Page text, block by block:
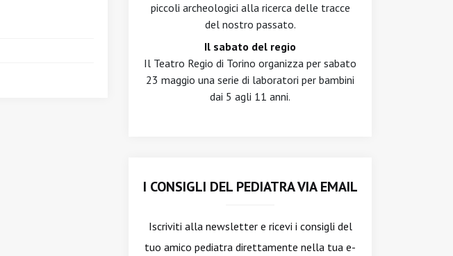
piccoli archeologici alla ricerca delle tracce
del nostro passato.
Il sabato del regio
Il Teatro Regio di Torino organizza per sabato
23 maggio una serie di laboratori per bambini
dai 5 agli 11 anni.
I CONSIGLI DEL PEDIATRA VIA EMAIL
Iscriviti alla newslettere ricevi i consigli del
tuo amico pediatra direttamente nella tua e-